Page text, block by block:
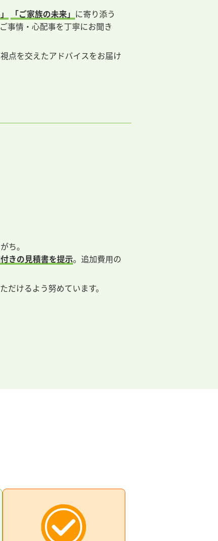
「ご家族の未来」 に寄り添う
事情・心配事を丁寧にお聞き
点を交えたアドバイスをお届け
ち。
きの見積書を提示。追加費用の
だけるよう努めています。